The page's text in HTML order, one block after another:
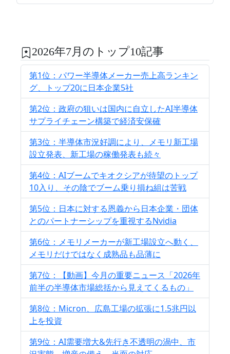
2026年7月のトップ10記事
第1位：パワー半導体メーカー売上高ランキン
グ、トップ20に日本企業5社
第2位：政府の狙いは国内に自立したAI半導体
サプライチェーン構築で経済安保確
第3位：半導体市況好調により、メモリ新工場
設立発表、新工場の稼働発表も続々
第4位：AIブームでキオクシアが待望のトップ
10入り、その陰でブーム乗り損ね組は苦戦
第5位：日本に対する恩義から日本企業・団体
とのパートナーシップを重視するNvidia
第6位：メモリメーカーが新工場設立へ動く、
メモリだけではなく成熟品も品薄に
第7位：【動画】今月の重要ニュース「2026年
前半の半導体市場総括から見えてくるもの」
第8位：Micron、広島工場の拡張に1.5兆円以
上を投資
第9位：AI需要増大&先行き不透明の渦中、市